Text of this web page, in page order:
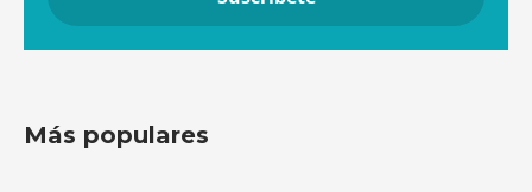
Más populares